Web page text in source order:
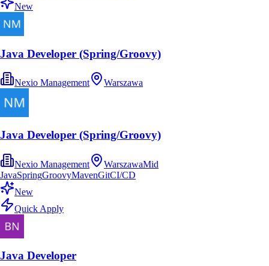
New
Java Developer (Spring/Groovy)
Nexio Management Warszawa
Java Developer (Spring/Groovy)
Nexio Management WarszawaMid
JavaSpringGroovyMavenGitCI/CD
New
Quick Apply
Java Developer